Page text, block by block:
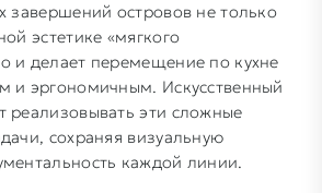
завершений островов не только
эстетике «мягкого
и делает перемещение по кухне
и эргономичным. Искусственный
реализовывать эти сложные
сохраняя визуальную
каждой линии.